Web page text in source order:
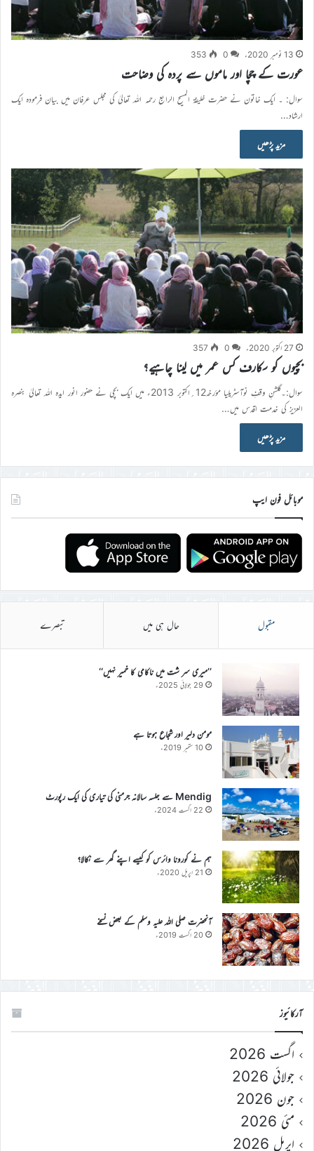
13 نومبر 2020ء 0
353
عورت کے چچا اور ماموں سے پردہ کی وضاحت
سوال: ۔ ایک خاتون نے حضرت خلیفۃ المسیح الرابع رحمہ اللہ تعالیٰ کی مجلس عرفان میں بیان فرمودہ ایک
ارشاد…
مزید پڑھیں
27 اکتوبر 2020ء 0
357
بچیوں کو سکارف کس عمر میں لینا چاہیے؟
سوال:۔گلشنِ وقفِ نوآسٹریلیا مؤرخہ12؍اکتوبر 2013ء میں ایک بچی نے حضور انور ایدہ اللہ تعالیٰ بنصرہ
العزیز کی خدمت اقدس میں…
مزید پڑھیں
موبائل فون ایپ
مقبول حال ہی میں تبصرے
’’میری سر شت میں ناکامی کا خمیر نہیں‘‘
29 جولائی 2025ء
مومن دلیر اور شجاع ہوتا ہے
10 ستمبر 2019ء
Mendig سے جلسہ سالانہ جرمنی کی تیاری کی ایک رپورٹ
22 اگست 2024ء
ہم نے کورونا وائرس کو کیسے اپنے گھر سے نکالا؟
21 اپریل 2020ء
آنحضرت صلی اللہ علیہ وسلم کے بعض نسخے
20 اگست 2019ء
آرکائیوز
اگست 2026
جولائی 2026
جون 2026
مئی 2026
اپریل 2026